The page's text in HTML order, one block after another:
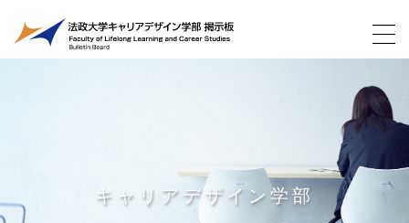
キャリアデザイン学部